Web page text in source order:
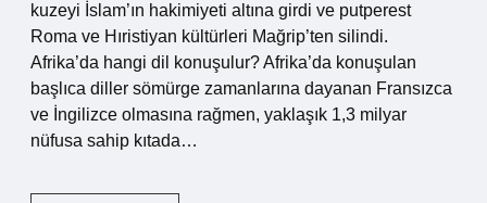
kuzeyi İslam’ın hakimiyeti altına girdi ve putperest
Roma ve Hıristiyan kültürleri Mağrip’ten silindi.
Afrika’da hangi dil konuşulur? Afrika’da konuşulan
başlıca diller sömürge zamanlarına dayanan Fransızca
ve İngilizce olmasına rağmen, yaklaşık 1,3 milyar
nüfusa sahip kıtada…